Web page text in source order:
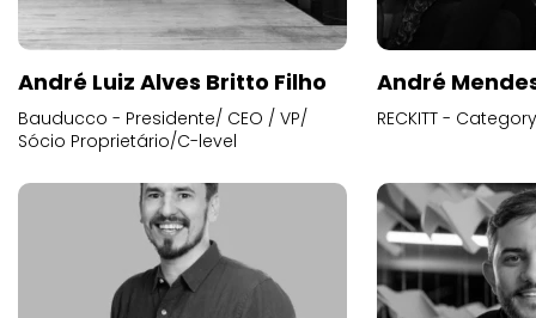
André Luiz Alves Britto Filho
Bauducco - Presidente/ CEO / VP/
Sócio Proprietário/C-level
André
RECKITT -